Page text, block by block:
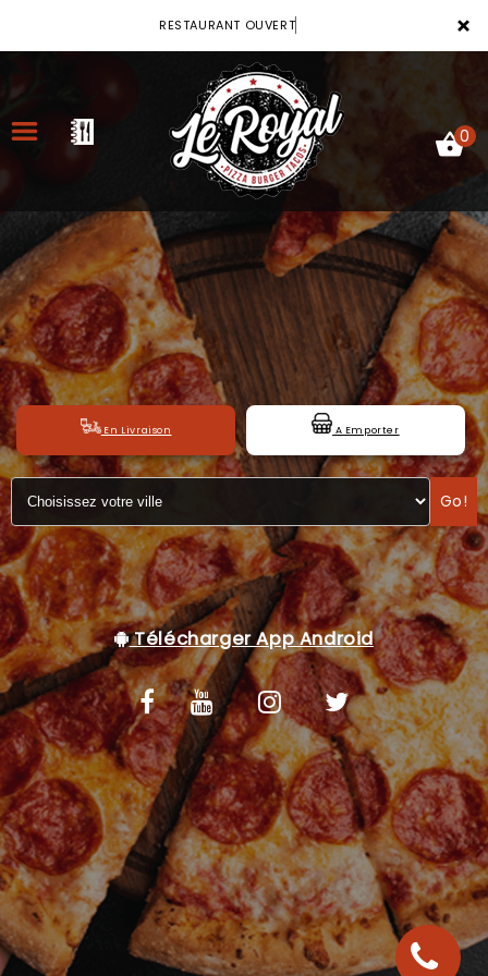
×
RESTAURANT OU
ACCUEIL
LA CARTE
VOTRE COMPTE
NOTRE RESTAURANT
VOS AVIS
MENTIONS LÉGALES
C.G.V
0
En Livraison A Emporter
Go!
Télécharger App Android